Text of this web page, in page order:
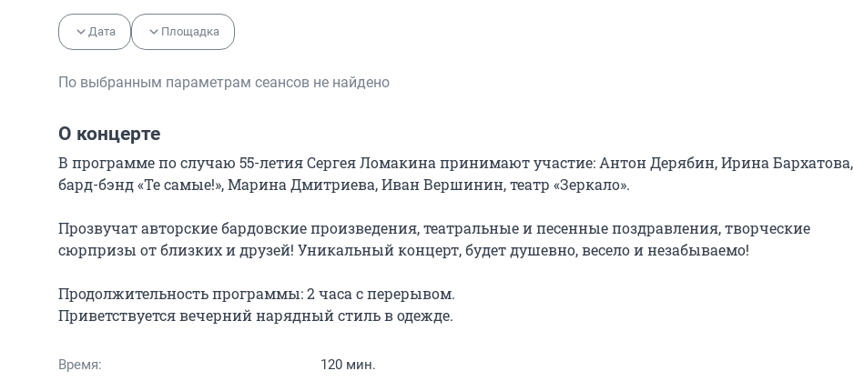
Дата Площадка
По выбранным параметрам сеансов не найдено
О концерте
В программе по случаю 55-летия Сергея Ломакина принимают участие: Антон Дерябин, Ирина Бархатова,
бард-бэнд «Те самые!», Марина Дмитриева, Иван Вершинин, театр «Зеркало».
Прозвучат авторские бардовские произведения, театральные и песенные поздравления, творческие
сюрпризы от близких и друзей! Уникальный концерт, будет душевно, весело и незабываемо!
Продолжительность программы: 2 часа с перерывом.
Приветствуется вечерний нарядный стиль в одежде.
Время: 120 мин.